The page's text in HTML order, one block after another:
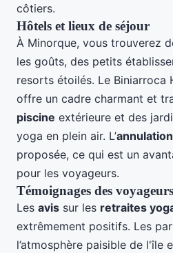
côtiers.
Hôtels et lieux de séjour
À Minorque, vous trouverez
les goûts, des petits
resorts étoilés. Le Biniarroca
offre un cadre charmant et
piscine extérieure et des
yoga en plein air. L’
proposée, ce qui est un
pour les voyageurs.
Témoignages des voyageurs
Les avis sur les retraites
extrêmement positifs. Les
l’atmosphère paisible de l'île